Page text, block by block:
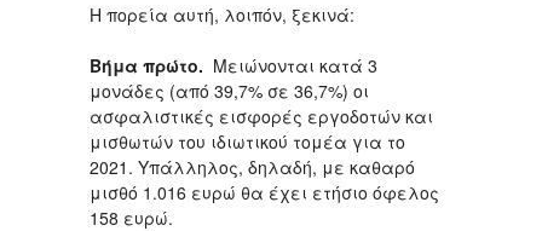
Η πορεία αυτή, λοιπόν, ξεκινά:
Βήμα πρώτο. Μειώνονται κατά 3
μονάδες (από 39,7% σε 36,7%) οι
ασφαλιστικές εισφορές εργοδοτών και
μισθωτών του ιδιωτικού τομέα για το
2021. Υπάλληλος, δηλαδή, με καθαρό
μισθό 1.016 ευρώ θα έχει ετήσιο όφελος
158 ευρώ.